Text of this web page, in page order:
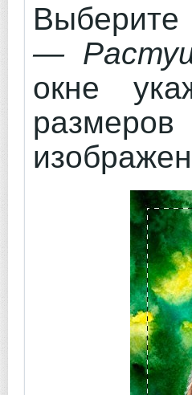
Выберите
—
окне